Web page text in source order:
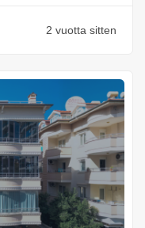
2 vuotta sitten